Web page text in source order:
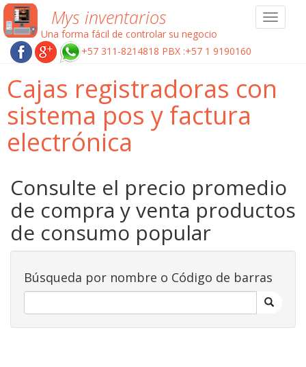
Toggle
Mys inventarios
Una forma fácil de controlar su negocio
+57 311-8214818 PBX :+57 1 9190160
Cajas registradoras con
sistema pos y factura
electrónica
Consulte el precio promedio
de compra y venta productos
de consumo popular
Búsqueda por nombre o Código de barras